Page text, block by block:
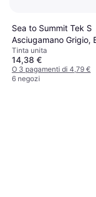
Sea to Summit Tek S
Asciugamano Grigio,
Arancione
Tinta unita
14,38 €
O 3 pagamenti di 4,79 €
6 negozi